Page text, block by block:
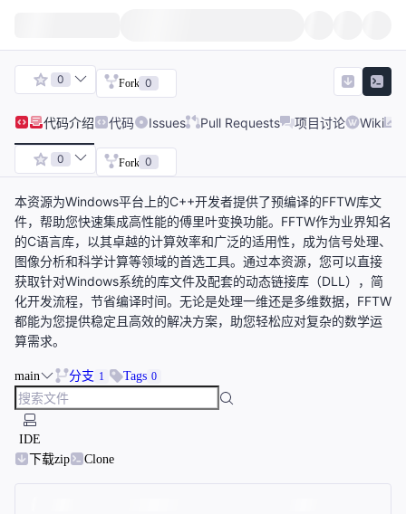
0 Fork 0
代码介绍 代码 Issues Pull Requests 项目讨论 Wiki
0 Fork 0
本资源为Windows平台上的C++开发者提供了预编译的FFTW库文
件，帮助您快速集成高性能的傅里叶变换功能。FFTW作为业界知名
的C语言库，以其卓越的计算效率和广泛的适用性，成为信号处理、
图像分析和科学计算等领域的首选工具。通过本资源，您可以直接
获取针对Windows系统的库文件及配套的动态链接库（DLL），简
化开发流程，节省编译时间。无论是处理一维还是多维数据，FFTW
都能为您提供稳定且高效的解决方案，助您轻松应对复杂的数学运
算需求。
main 分支 1 Tags 0
IDE
下载zip
Clone